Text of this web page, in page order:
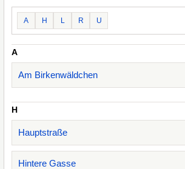
A H L R U
A
Am Birkenwäldchen
H
Hauptstraße
Hintere Gasse